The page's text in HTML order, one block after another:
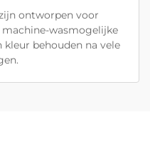
ontworpen voor
wasmogelijke
behouden na vele